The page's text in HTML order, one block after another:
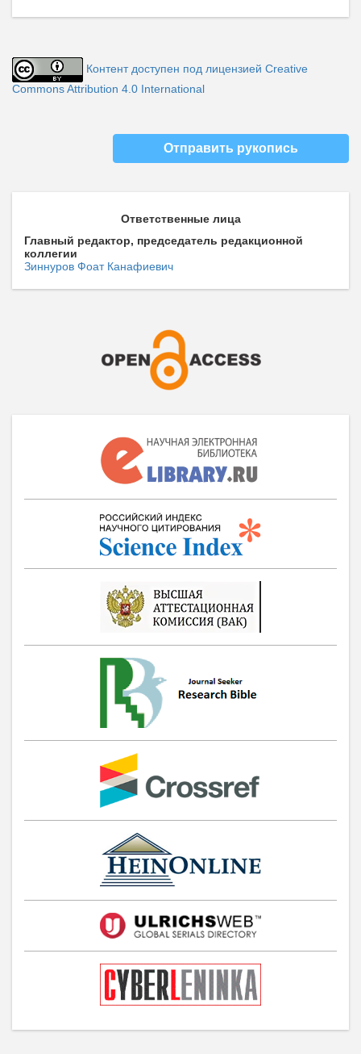
Контент доступен под лицензией Creative
Commons Attribution 4.0 International
Отправить рукопись
Ответственные лица
Главный редактор, председатель редакционной
коллегии
Зиннуров Фоат Канафиевич